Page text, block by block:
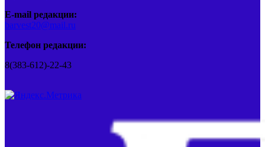
E-mail редакции:
barvest20@mail.ru
Телефон редакции:
8(383-612)-22-43